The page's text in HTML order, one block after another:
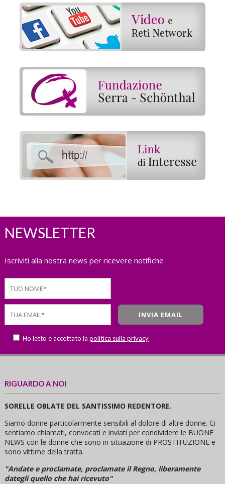
NEWSLETTER
Iscriviti alla nostra news per ricevere notifiche
Ho letto e accettato la politica sulla privacy
RIGUARDO A NOI
SORELLE OBLATE DEL SANTISSIMO REDENTORE.
Siamo donne particolarmente sensibili al dolore di altre donne. Ci
sentiamo chiamati, convocati e inviati per condividere le BUONE
NEWS con le donne che sono in situazione di PROSTITUZIONE e
sono vittime della tratta.
"Andate e proclamate, proclamate il Regno, liberamente
dategli quello che hai ricevuto"